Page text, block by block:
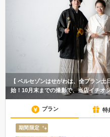
【 ベルセゾンはせがわは、全プラン
始！10月末までの撮影で、当店イチ
プラン 特
期間限定